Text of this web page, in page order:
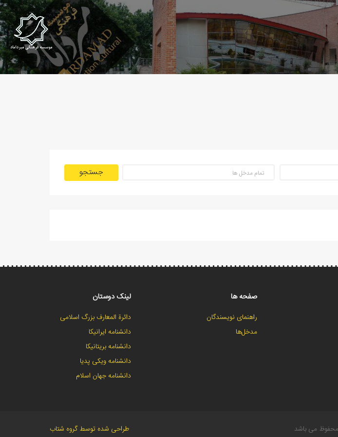
جستجو
صفحه ها
راهنمای نویسندگان
مدخل‌ها
لینک دوستان
دائرة المعارف بزرگ اسلامی
دانشنامه ایرانیکا
دانشنامه بریتانیکا
دانشنامه ویکی پدیا
دانشنامه جهان اسلام
طراحی شده توسط گروه شتاب محفوظ می باشد